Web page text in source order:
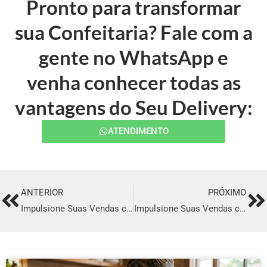
Pronto para transformar
sua Confeitaria? Fale com a
gente no WhatsApp e
venha conhecer todas as
vantagens do Seu Delivery:
ATENDIMENTO
PrevANTERIOR
Impulsione Suas Vendas com o Melhor Sistema de Delivery em Oriximiná
PRÓXIMO
Impulsione Suas Vendas com o Melhor Sistema de Delivery em Camaquã